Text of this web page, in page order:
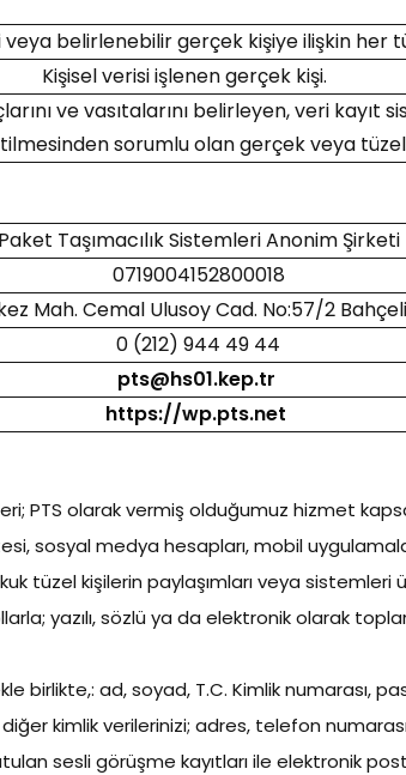
veya belirlenebilir gerçek kişiye ilişkin her
Kişisel verisi işlenen gerçek kişi.
ve vasıtalarını belirleyen, veri kayıt
sorumlu olan gerçek veya tüzel
Paket Taşımacılık Sistemleri Anonim Şirketi
0719004152800018
Mah. Cemal Ulusoy Cad. No:57/2
0 (212) 944 49 44
pts@hs01.kep.tr
https://wp.pts.net
PTS olarak vermiş olduğumuz hizmet
sosyal medya hesapları, mobil
tüzel kişilerin paylaşımları veya sistemleri
yazılı, sözlü ya da elektronik olarak
birlikte,: ad, soyad, T.C. Kimlik numarası,
kimlik verilerinizi; adres, telefon
sesli görüşme kayıtları ile elektronik